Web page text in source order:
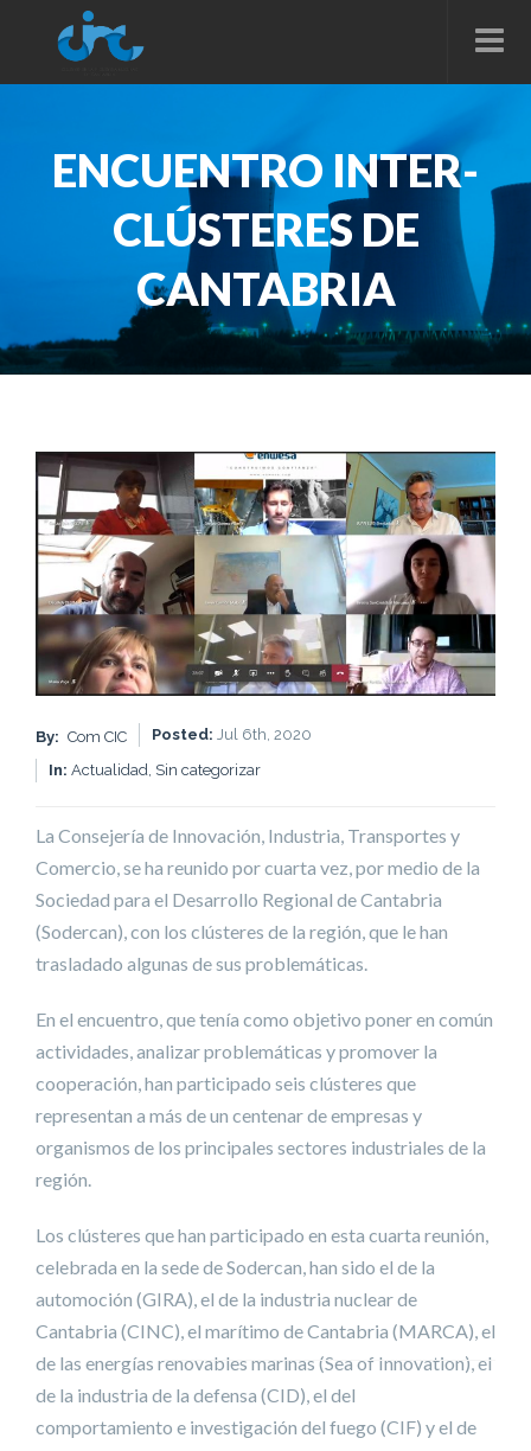
ENCUENTRO INTER-
CLÚSTERES DE
CANTABRIA
By: Com CIC Posted: Jul 6th, 2020
In: Actualidad, Sin categorizar
La Consejería de Innovación, Industria, Transportes y
Comercio, se ha reunido por cuarta vez, por medio de la
Sociedad para el Desarrollo Regional de Cantabria
(Sodercan), con los clústeres de la región, que le han
trasladado algunas de sus problemáticas.
En el encuentro, que tenía como objetivo poner en común
actividades, analizar problemáticas y promover la
cooperación, han participado seis clústeres que
representan a más de un centenar de empresas y
organismos de los principales sectores industriales de la
región.
Los clústeres que han participado en esta cuarta reunión,
celebrada en la sede de Sodercan, han sido el de la
automoción (GIRA), el de la industria nuclear de
Cantabria (CINC), el marítimo de Cantabria (MARCA), el
de las energías renovables marinas (Sea of Innovation), el
de la industria de la defensa (CID), el del
comportamiento e investigación del fuego (CIF) y el de